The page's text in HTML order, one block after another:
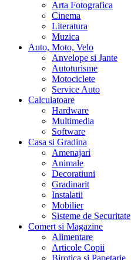
Arta Fotografica
Cinema
Literatura
Muzica
Auto, Moto, Velo
Anvelope si Jante
Autoturisme
Motociclete
Service Auto
Calculatoare
Hardware
Multimedia
Software
Casa si Gradina
Amenajari
Animale
Decoratiuni
Gradinarit
Instalatii
Mobilier
Sisteme de Securitate
Comert si Magazine
Alimentare
Articole Copii
Birotica si Papetarie